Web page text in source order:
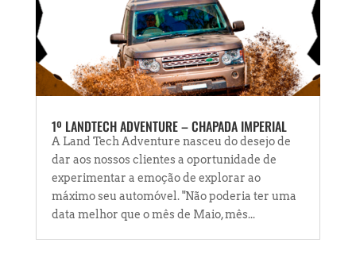
1º LANDTECH ADVENTURE – CHAPADA IMPERIAL
A Land Tech Adventure nasceu do desejo de
dar aos nossos clientes a oportunidade de
experimentar a emoção de explorar ao
máximo seu automóvel. "Não poderia ter uma
data melhor que o mês de Maio, mês...